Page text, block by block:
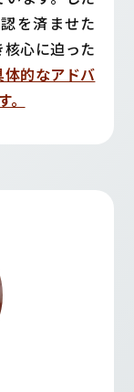
を済ませた
心に迫った
的なアドバ